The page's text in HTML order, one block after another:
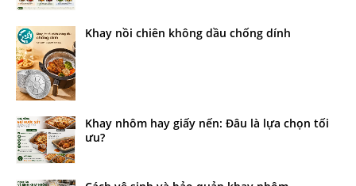
Khay nồi chiên không dầu chống dính
Khay nhôm hay giấy nến: Đâu là lựa chọn tối
ưu?